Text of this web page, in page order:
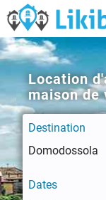
Location
maison de
Destination
Dates